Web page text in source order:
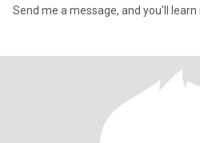
Send me a message, and you'll